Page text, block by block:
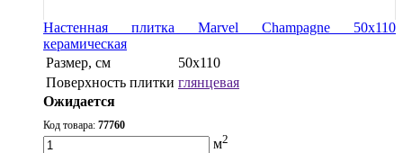
Настенная плитка Marvel Champagne 50x110
керамическая
Размер, см
50x110
Поверхность плитки глянцевая
Ожидается
Код товара: 77760
м2